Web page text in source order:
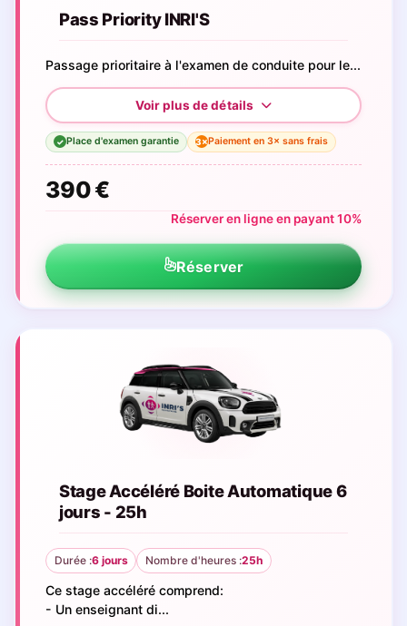
Pass Priority INRI'S
Passage prioritaire à l'examen de conduite pour le...
✓ Place d'examen garantie 3×Paiement en 3× sans frais
390 €
Réserver en ligne en payant 10%
Réserver
Stage Accéléré Boite Automatique 6
jours - 25h
Durée :6 jours Nombre d'heures :25h
Ce stage accéléré comprend:
- Un enseignant di...